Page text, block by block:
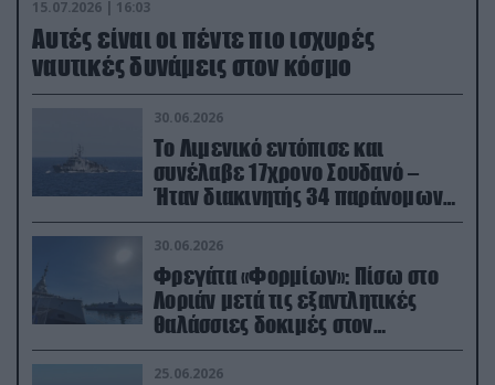
15.07.2026 | 16:03
Aυτές είναι οι πέντε πιο ισχυρές
ναυτικές δυνάμεις στον κόσμο
30.06.2026
Το Λιμενικό εντόπισε και
συνέλαβε 17χρονο Σουδανό –
Ήταν διακινητής 34 παράνομων
μεταναστών
30.06.2026
Φρεγάτα «Φορμίων»: Πίσω στο
Λοριάν μετά τις εξαντλητικές
θαλάσσιες δοκιμές στον
απαιτητικό Βισκαϊκό
25.06.2026